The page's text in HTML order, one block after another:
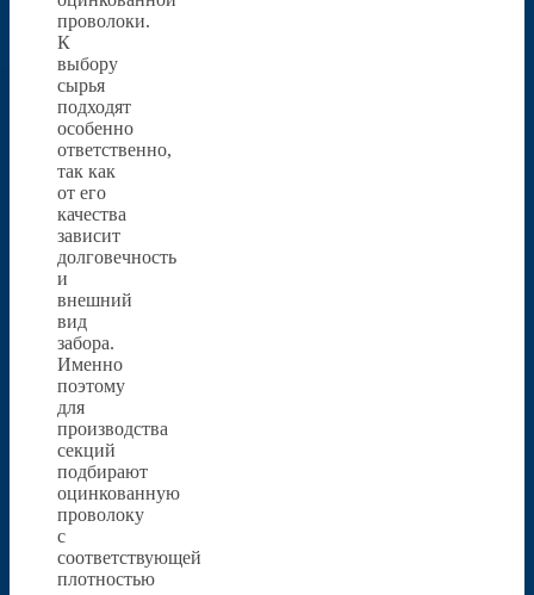
проволоки.
К
выбору
сырья
подходят
особенно
ответственно,
так как
от его
качества
зависит
долговечность
и
внешний
вид
забора.
Именно
поэтому
для
производства
секций
подбирают
оцинкованную
проволоку
с
соответствующей
плотностью